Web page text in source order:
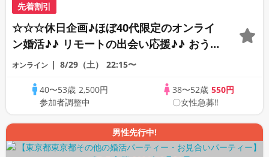
先着割引
☆☆☆休日企画♪ほぼ40代限定のオンライ
ン婚活♪♪ リモートの出会い応援♪♪ おう
ちで乾杯しませんか♪♪ ☆全国の方が対象
PARTY!!
オンライン 8/29（土） 22:15〜
40〜53歳 2,500円
参加者調整中
38〜52歳 550円
〇女性急募‼
男性先行中!